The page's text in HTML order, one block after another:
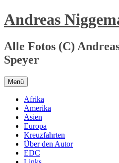
Zum
Inhalt
Andreas
Alle Fotos (C)
Speyer
Menü
Afrika
Amerika
Asien
Europa
Kreuzfahrten
Über den Autor
EDC